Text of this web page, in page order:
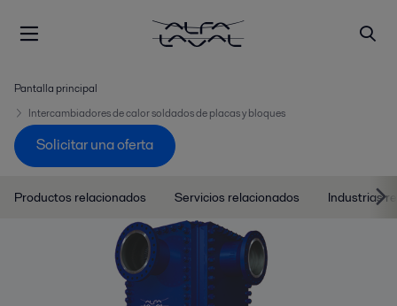
Pantalla principal
Intercambiadores de calor soldados de placas y bloques
Solicitar una oferta
Productos relacionados Servicios relacionados Industrias